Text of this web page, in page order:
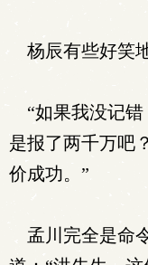
杨辰有些好笑
“如果我没记错
是报了两千万吧
价成功。”
孟川完全是命